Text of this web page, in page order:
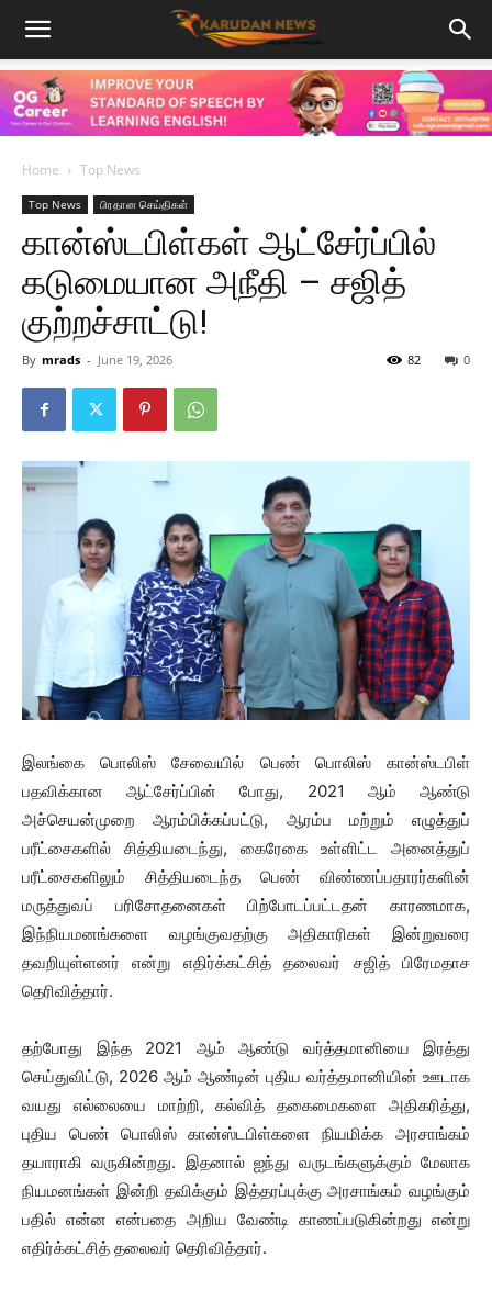
Home Top News
Top News பிரதான செய்திகள்
கான்ஸ்டபிள்கள் ஆட்சேர்ப்பில்
கடுமையான அநீதி – சஜித்
குற்றச்சாட்டு!
By mrads - June 19, 2026 0
82
இலங்கை பொலிஸ் சேவையில் பெண் பொலிஸ் கான்ஸ்டபிள்
பதவிக்கான ஆட்சேர்ப்பின் போது, ​​2021 ஆம் ஆண்டு
அச்செயன்முறை ஆரம்பிக்கப்பட்டு, ஆரம்ப மற்றும் எழுத்துப்
பரீட்சைகளில் சித்தியடைந்து, கைரேகை உள்ளிட்ட அனைத்துப்
பரீட்சைகளிலும் சித்தியடைந்த பெண் விண்ணப்பதாரர்களின்
மருத்துவப் பரிசோதனைகள் பிற்போடப்பட்டதன் காரணமாக,
இந்நியமனங்களை வழங்குவதற்கு அதிகாரிகள் இன்றுவரை
தவறியுள்ளனர் என்று எதிர்க்கட்சித் தலைவர் சஜித் பிரேமதாச
தெரிவித்தார்.
தற்போது இந்த 2021 ஆம் ஆண்டு வர்த்தமானியை இரத்து
செய்துவிட்டு, 2026 ஆம் ஆண்டின் புதிய வர்த்தமானியின் ஊடாக
வயது எல்லையை மாற்றி, கல்வித் தகைமைகளை அதிகரித்து,
புதிய பெண் பொலிஸ் கான்ஸ்டபிள்களை நியமிக்க அரசாங்கம்
தயாராகி வருகின்றது. இதனால் ஐந்து வருடங்களுக்கும் மேலாக
நியமனங்கள் இன்றி தவிக்கும் இத்தரப்புக்கு அரசாங்கம் வழங்கும்
பதில் என்ன என்பதை அறிய வேண்டி காணப்படுகின்றது என்று
எதிர்க்கட்சித் தலைவர் தெரிவித்தார்.